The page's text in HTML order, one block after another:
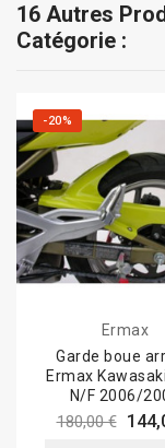
16 Autres
Catégorie :
-20%
Ermax
Garde boue
Ermax
N/F 2006/
180,00 €